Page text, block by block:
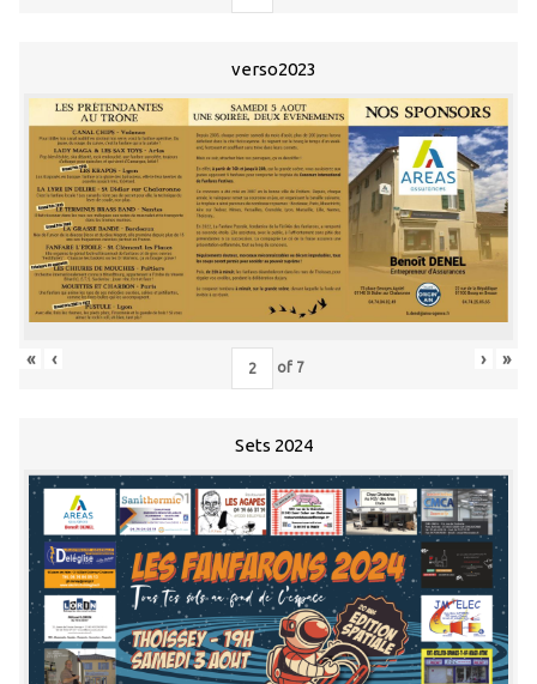
verso2023
« ‹ of 7 › »
Sets 2024